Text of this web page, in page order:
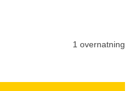
1 overnatning